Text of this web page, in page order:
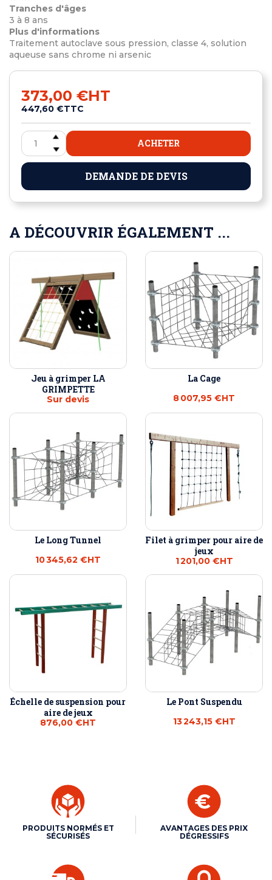
Tranches d'âges
3 à 8 ans
Plus d'informations
Traitement autoclave sous pression, classe 4, solution
aqueuse sans chrome ni arsenic
373,00 €HT
447,60 €TTC
ACHETER
DEMANDE DE DEVIS
A DÉCOUVRIR ÉGALEMENT ...
Jeu à grimper LA
GRIMPETTE
Sur devis
La Cage
8 007,95 €HT
Le Long Tunnel
10 345,62 €HT
Filet à grimper pour aire de
jeux
1 201,00 €HT
Échelle de suspension pour
aire de jeux
876,00 €HT
Le Pont Suspendu
13 243,15 €HT
PRODUITS NORMÉS ET
SÉCURISÉS
AVANTAGES DES PRIX
DÉGRESSIFS